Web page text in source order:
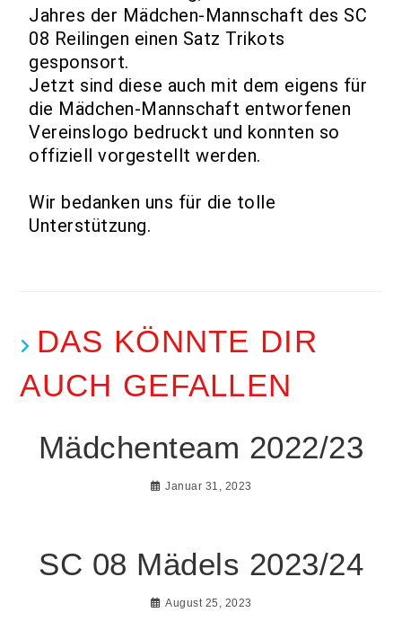
Jahres der Mädchen-Mannschaft des SC
08 Reilingen einen Satz Trikots
gesponsort.
Jetzt sind diese auch mit dem eigens für
die Mädchen-Mannschaft entworfenen
Vereinslogo bedruckt und konnten so
offiziell vorgestellt werden.
Wir bedanken uns für die tolle
Unterstützung.
DAS KÖNNTE DIR
AUCH GEFALLEN
Mädchenteam 2022/23
Januar 31, 2023
SC 08 Mädels 2023/24
August 25, 2023